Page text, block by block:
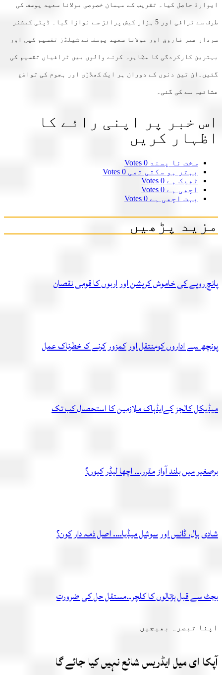
حاصل کیا۔ تقریب کے مہمان خصوصی مولانا سعید یوسف کی
طرف سے ٹرافی اور 5 ہزار کیش پرائز سے نوازا گیا۔ ڈپٹی کمشنر
عمر فاروق اور مولانا سعید یوسف نے شیلڈز تقسیم کیں اور
کارکردگی کا مظاہرہ کرنے والوں میں ٹرافیاں تقسیم کی
تین دنوں کے دوران ہر ایک کھلاڑی اور ہجوم کی تواضع
سے کی گئی۔
خبر پر اپنی رائے کا
کریں
سخت نا پسند 0 Votes
بہتر ہو سکتی تھی
0 Votes
ٹھیک ہے
اچھی ہے
بہت اچھی ہے
پڑھیں
روپے کی خاموش کرپشن اور اربوں کا قومی نقصان
سے اداروں کومنتقل اور کمزور کرنے کا خطرناک عمل
کالجز کےایڈہاک ملازمین کا استحصال کب تک
میں بلند آواز مقرر۔۔۔ اچھا لیڈر کیوں؟
ہال، ڈانس اور سوشل میڈیا…. اصل ذمہ دار کون؟
سے قبل ہڑتالوں کا کلچر۔۔مستقل حل کی ضرورت
تبصرہ بھیجیں
ای میل ایڈریس شائع نہیں کیا جائے گا